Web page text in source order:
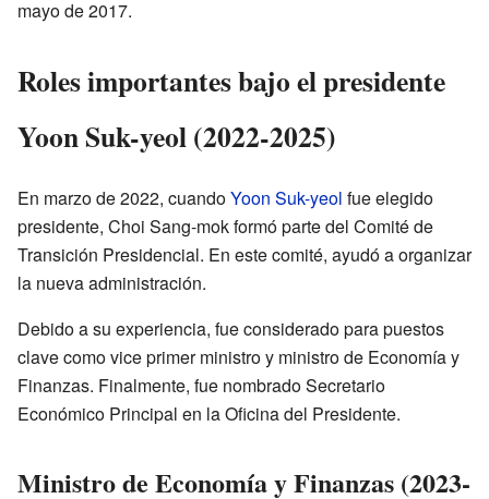
mayo de 2017.
Roles importantes bajo el presidente
Yoon Suk-yeol (2022-2025)
En marzo de 2022, cuandoYoon Suk-yeol fue elegido
presidente, Choi Sang-mok formó parte del Comité de
Transición Presidencial. En este comité, ayudó a organizar
la nueva administración.
Debido a su experiencia, fue considerado para puestos
clave como vice primer ministro y ministro de Economía y
Finanzas. Finalmente, fue nombrado Secretario
Económico Principal en la Oficina del Presidente.
Ministro de Economía y Finanzas (2023-